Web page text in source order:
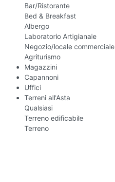
Bar/Ristorante
Bed & Breakfast
Albergo
Laboratorio Artigianale
Negozio/locale commerciale
Agriturismo
Magazzini
Capannoni
Uffici
Terreni all'Asta
Qualsiasi
Terreno edificabile
Terreno